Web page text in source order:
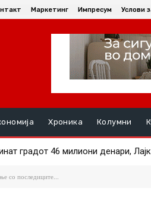
Маркетинг Импресум Услови
Хроника Колумни
градот 46 милиони денари,
во Тетово: Употребен нож,
со последиците...